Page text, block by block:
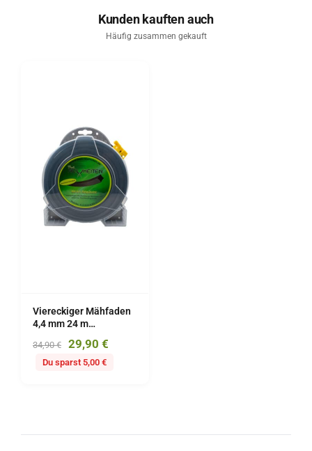
Kunden kauften auch
Viereckiger Mähfaden
4,4 mm 24 m
BEST-SQUARE
34,90€ 29,90 €
Du sparst 5,00 €